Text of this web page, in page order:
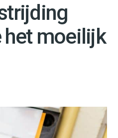
het moeilijk